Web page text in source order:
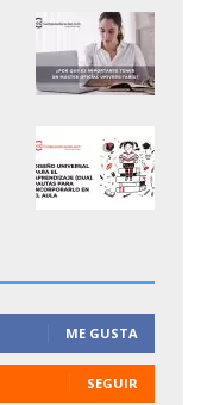
ME GUSTA
SEGUIR